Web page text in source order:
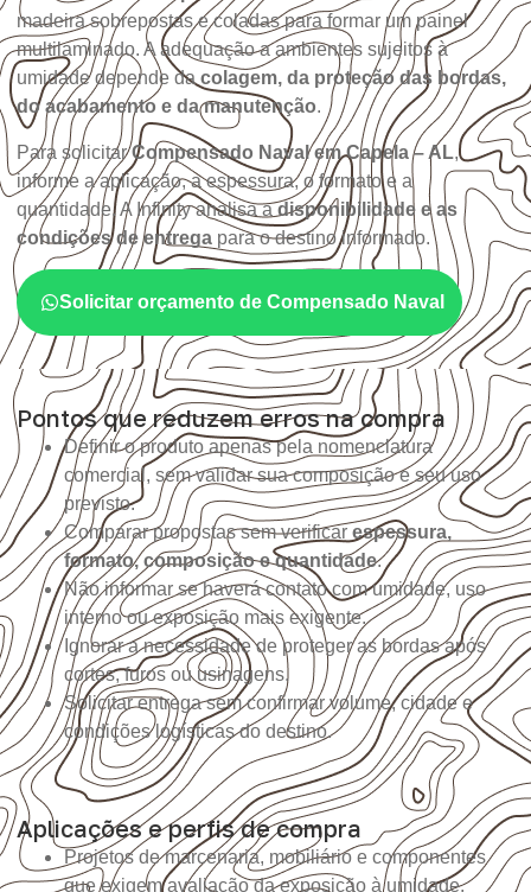
madeira sobrepostas e coladas para formar um painel
multilaminado. A adequação a ambientes sujeitos à
umidade depende dacolagem, da proteção das bordas,
do acabamento e da manutenção.
Para solicitarCompensado Naval em Capela – AL,
informe a aplicação, a espessura, o formato e a
quantidade. A Infinity analisa adisponibilidade e as
condições de entrega para o destino informado.
Solicitar orçamento de Compensado Naval
Pontos que reduzem erros na compra
Definir o produto apenas pela nomenclatura
comercial, sem validar sua composição e seu uso
previsto.
Comparar propostas sem verificar espessura,
formato, composição e quantidade.
Não informar se haverá contato com umidade, uso
interno ou exposição mais exigente.
Ignorar a necessidade de proteger as bordas após
cortes, furos ou usinagens.
Solicitar entrega sem confirmar volume, cidade e
condições logísticas do destino.
Aplicações e perfis de compra
Projetos de marcenaria, mobiliário e componentes
que exigem avaliação da exposição à umidade.